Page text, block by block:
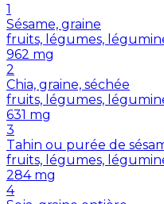
1
Sésame, graine
fruits, légumes,
962 mg
2
Chia, graine, séchée
fruits, légumes,
631 mg
3
Tahin ou purée de
fruits, légumes,
284 mg
4